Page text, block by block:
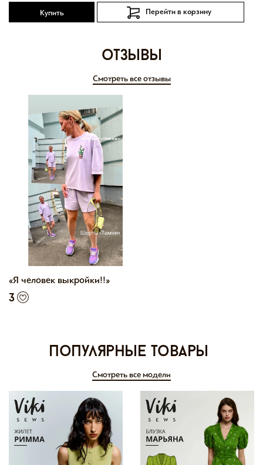
Купить Перейти в корзину
отзывы
Смотреть все отзывы
«Я человек выкройки!!»
3
Популярные товары
Смотреть все модели